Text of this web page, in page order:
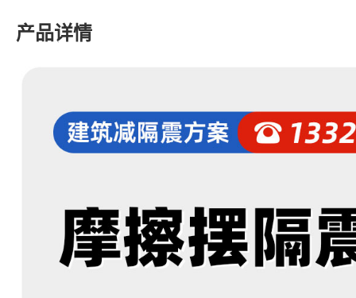
产品详情